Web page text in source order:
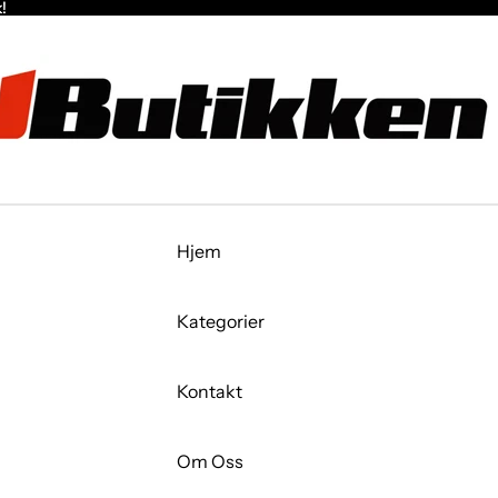
Hjem
Kategorier
Kontakt
Om Oss